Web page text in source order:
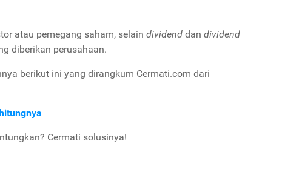
atau pemegang saham, selain dividend dan dividend
diberikan perusahaan.
berikut ini yang dirangkum Cermati.com dari
Cermati solusinya!